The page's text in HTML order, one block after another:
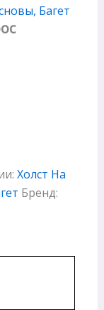
Багет
Холст На
Бренд: